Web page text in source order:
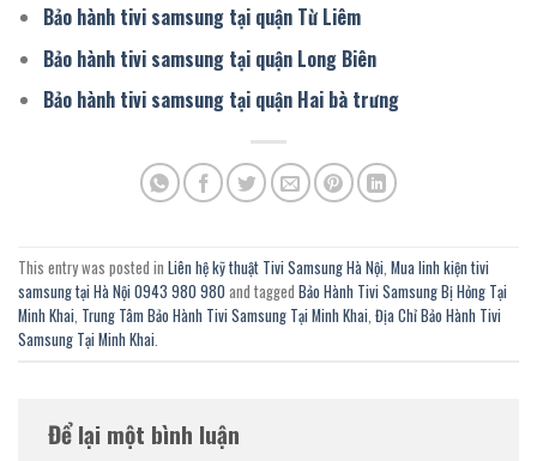
Bảo hành tivi samsung tại quận Từ Liêm
Bảo hành tivi samsung tại quận Long Biên
Bảo hành tivi samsung tại quận Hai bà trưng
This entry was posted in Liên hệ kỹ thuật Tivi Samsung Hà Nội Mua linh kiện tivi
samsung tại Hà Nội 0943 980 980 and tagged Bảo Hành Tivi Samsung Bị Hỏng Tại
Minh Khai Trung Tâm Bảo Hành Tivi Samsung Tại Minh Khai Địa Chỉ Bảo Hành Tivi
Samsung Tại Minh Khai
Để lại một bình luận